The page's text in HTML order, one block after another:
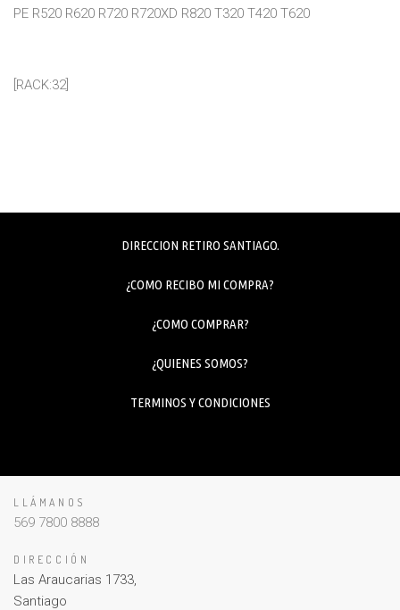
PE R520 R620 R720 R720XD R820 T320 T420 T620
[RACK:32]
DIRECCION RETIRO SANTIAGO.
¿COMO RECIBO MI COMPRA?
¿COMO COMPRAR?
¿QUIENES SOMOS?
TERMINOS Y CONDICIONES
LLÁMANOS
569 7800 8888
DIRECCIÓN
Las Araucarias 1733,
Santiago